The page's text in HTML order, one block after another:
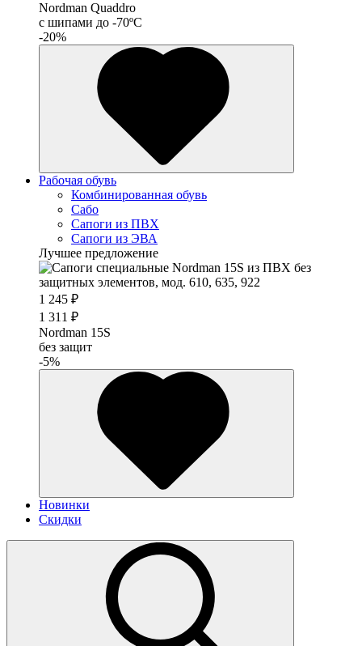
Nordman Quaddro
с шипами до -70ºС
-20%
Рабочая обувь
Комбинированная обувь
Сабо
Сапоги из ПВХ
Сапоги из ЭВА
Лучшее предложение
1 245 ₽
1 311 ₽
Nordman 15S
без защит
-5%
Новинки
Скидки